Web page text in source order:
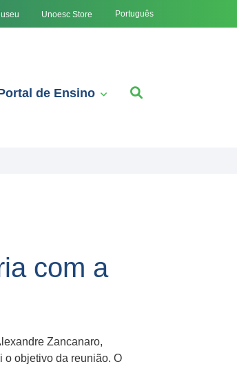
Unoesc Store Português
de Ensino
com a
Zancanaro,
o objetivo da reunião. O